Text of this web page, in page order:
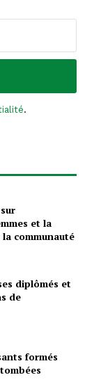
.
et la
communauté
diplômés et
de
formés